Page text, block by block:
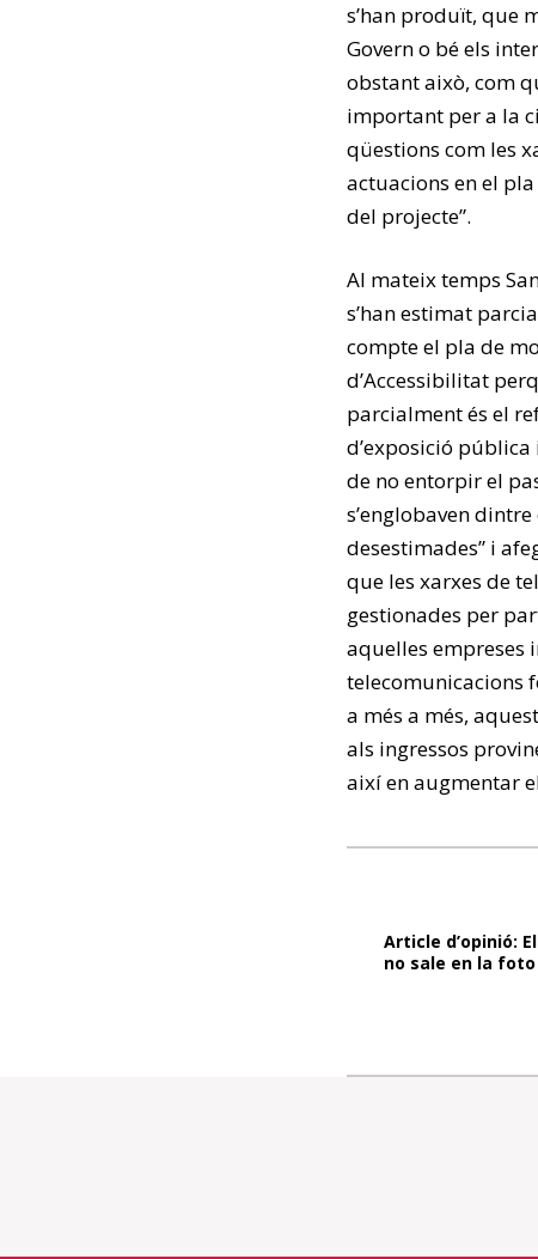
s’han produït, que
Govern o bé els
obstant això, com
important per a la
qüestions com les
actuacions en el
del projecte”.
Al mateix temps
s’han estimat
compte el pla de
d’Accessibilitat
parcialment és el
d’exposició
de no entorpir el
s’englobaven
desestimades” i
que les xarxes de
gestionades per
aquelles empreses
telecomunicacions
a més a més,
als ingressos
així en augmentar
Article d’opinió:
no sale en la foto